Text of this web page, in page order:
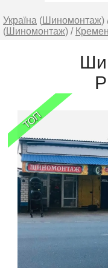
Україна (Шиномонтаж)
(Шиномонтаж) /
ТОП